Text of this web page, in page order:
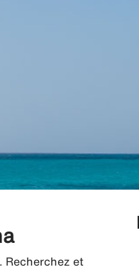
Recherchez et